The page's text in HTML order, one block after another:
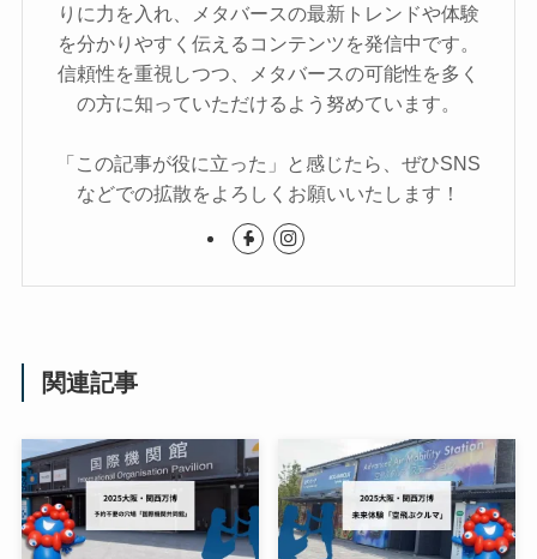
りに力を入れ、メタバースの最新トレンドや体験
を分かりやすく伝えるコンテンツを発信中です。
信頼性を重視しつつ、メタバースの可能性を多く
の方に知っていただけるよう努めています。
「この記事が役に立った」と感じたら、ぜひSNS
などでの拡散をよろしくお願いいたします！
関連記事